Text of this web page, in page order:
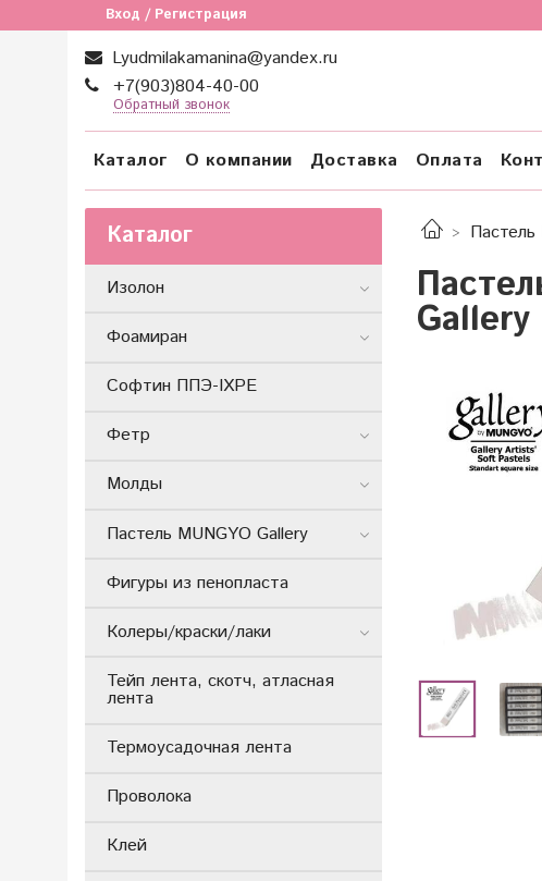
Вход / Регистрация
Lyudmilakamanina@yandex.ru
+7(903)804-40-00
Обратный звонок
Каталог О компании Доставка Оплата
Пастель
Каталог
Изолон
Фоамиран
Софтин ППЭ-IXPE
Фетр
Молды
Пастель MUNGYO Gallery
Фигуры из пенопласта
Колеры/краски/лаки
Тейп лента, скотч, атласная
лента
Термоусадочная лента
Проволока
Клей